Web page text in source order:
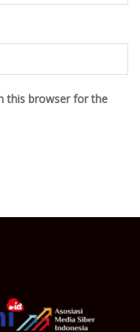
this browser for the